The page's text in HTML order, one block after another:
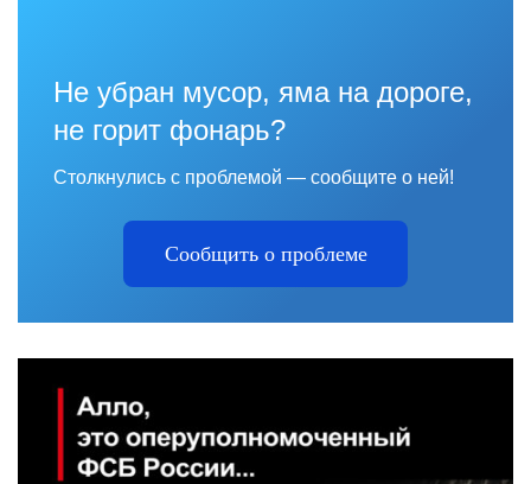
Не убран мусор, яма на дороге,
не горит фонарь?
Столкнулись с проблемой — сообщите о ней!
Сообщить о проблеме